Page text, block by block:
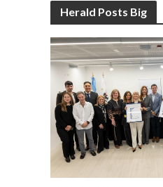
Herald Posts Big